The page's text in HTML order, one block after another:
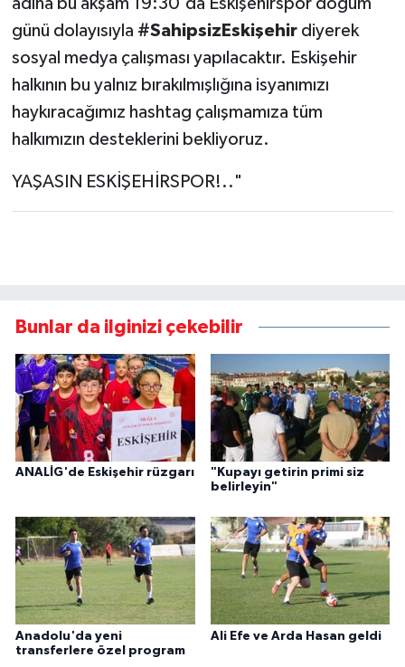
günü dolayısıyla #SahipsizEskişehirdiyerek
sosyal medya çalışması yapılacaktır. Eskişehir
halkının bu yalnız bırakılmışlığına isyanımızı
haykıracağımız hashtag çalışmamıza tüm
halkımızın desteklerini bekliyoruz.
YAŞASIN ESKİŞEHİRSPOR!.."
Bunlar da ilginizi çekebilir
ANALİG'de Eskişehir rüzgarı
"Kupayı getirin primi siz
belirleyin"
Anadolu'da yeni
transferlere özel program
Ali Efe ve Arda Hasan geldi